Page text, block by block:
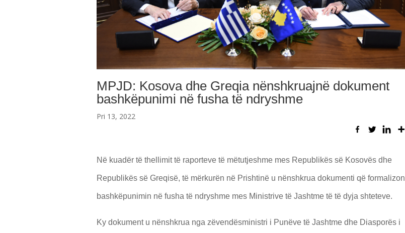
MPJD: Kosova dhe Greqia nënshkruajnë dokument
bashkëpunimi në fusha të ndryshme
Pri 13, 2022
Në kuadër të thellimit të raporteve të mëtutjeshme mes Republikës së Kosovës dhe
Republikës së Greqisë, të mërkurën në Prishtinë u nënshkrua dokumenti që formalizon
bashkëpunimin në fusha të ndryshme mes Ministrive të Jashtme të të dyja shteteve.
Ky dokument u nënshkrua nga zëvendësministri i Punëve të Jashtme dhe Diasporës i